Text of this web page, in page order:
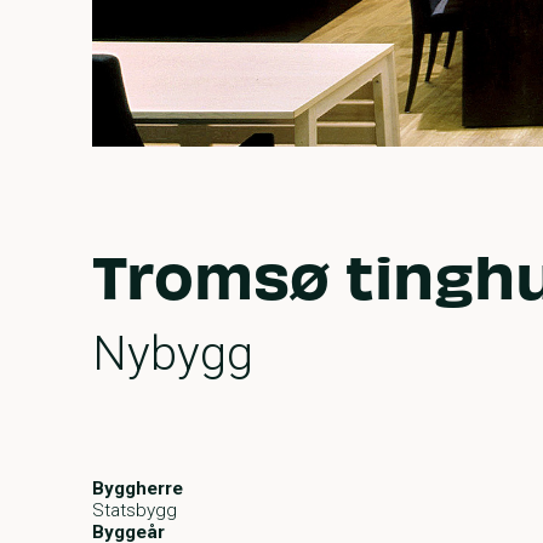
Tromsø
Nybygg
Byggherre
Statsbygg
Byggeår